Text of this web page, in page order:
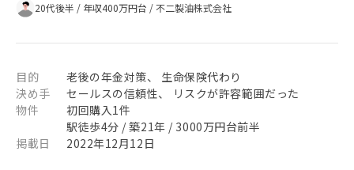
20代後半 / 年収400万円台 /不二製油株式会社
目的
老後の年金対策、 生命保険代わり
決め手
セールスの信頼性、 リスクが許容範囲だった
物件
初回購入1件
駅徒歩4分 / 築21年 / 3000万円台前半
掲載日
2022年12月12日